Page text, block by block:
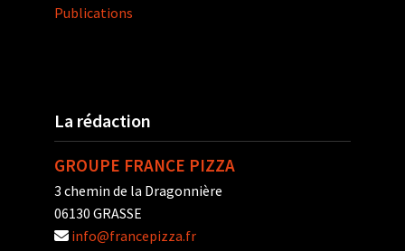
Publications
La rédaction
GROUPE FRANCE PIZZA
3 chemin de la Dragonnière
06130 GRASSE
info@francepizza.fr